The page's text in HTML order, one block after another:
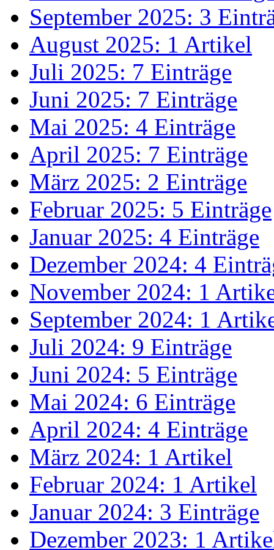
September 2025: 3
August 2025: 1 Artikel
Juli 2025: 7 Einträge
Juni 2025: 7 Einträge
Mai 2025: 4 Einträge
April 2025: 7 Einträge
März 2025: 2 Einträge
Februar 2025: 5 Einträge
Januar 2025: 4 Einträge
Dezember 2024: 4
November 2024: 1
September 2024: 1
Juli 2024: 9 Einträge
Juni 2024: 5 Einträge
Mai 2024: 6 Einträge
April 2024: 4 Einträge
März 2024: 1 Artikel
Februar 2024: 1 Artikel
Januar 2024: 3 Einträge
Dezember 2023: 1